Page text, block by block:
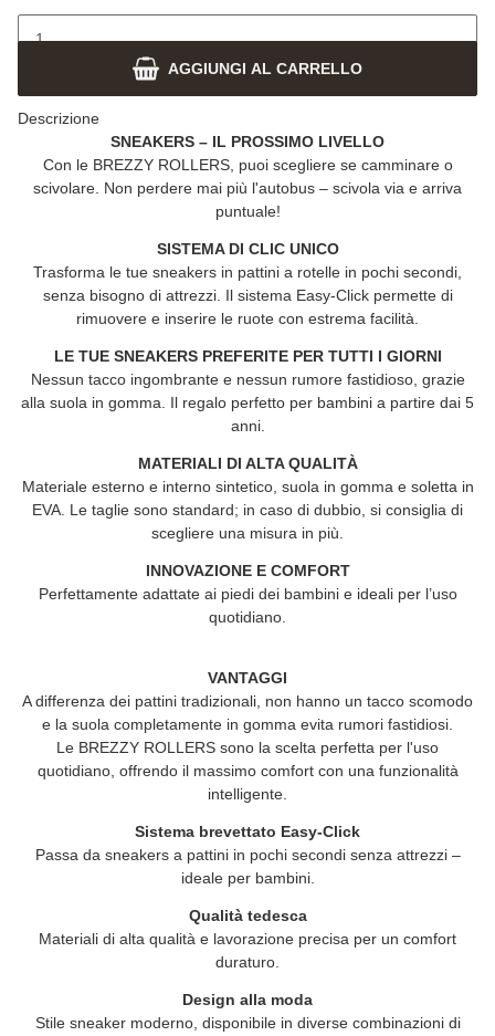
AGGIUNGI AL CARRELLO
Descrizione
SNEAKERS – IL PROSSIMO LIVELLO
Con le BREZZY ROLLERS, puoi scegliere se camminare o
scivolare. Non perdere mai più l'autobus – scivola via e arriva
puntuale!
SISTEMA DI CLIC UNICO
Trasforma le tue sneakers in pattini a rotelle in pochi secondi,
senza bisogno di attrezzi. Il sistema Easy-Click permette di
rimuovere e inserire le ruote con estrema facilità.
LE TUE SNEAKERS PREFERITE PER TUTTI I GIORNI
Nessun tacco ingombrante e nessun rumore fastidioso, grazie
alla suola in gomma. Il regalo perfetto per bambini a partire dai 5
anni.
MATERIALI DI ALTA QUALITÀ
Materiale esterno e interno sintetico, suola in gomma e soletta in
EVA. Le taglie sono standard; in caso di dubbio, si consiglia di
scegliere una misura in più.
INNOVAZIONE E COMFORT
Perfettamente adattate ai piedi dei bambini e ideali per l’uso
quotidiano.
VANTAGGI
A differenza dei pattini tradizionali, non hanno un tacco scomodo
e la suola completamente in gomma evita rumori fastidiosi.
Le BREZZY ROLLERS sono la scelta perfetta per l'uso
quotidiano, offrendo il massimo comfort con una funzionalità
intelligente.
Sistema brevettato Easy-Click
Passa da sneakers a pattini in pochi secondi senza attrezzi –
ideale per bambini.
Qualità tedesca
Materiali di alta qualità e lavorazione precisa per un comfort
duraturo.
Design alla moda
Stile sneaker moderno, disponibile in diverse combinazioni di